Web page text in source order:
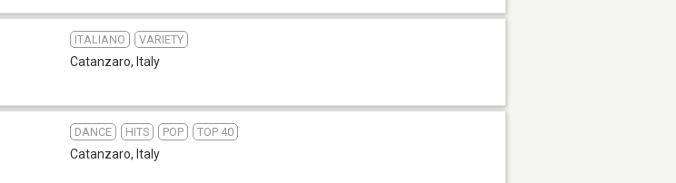
ITALIANO VARIETY
Catanzaro, Italy
DANCE HITS POP TOP 40
Catanzaro, Italy